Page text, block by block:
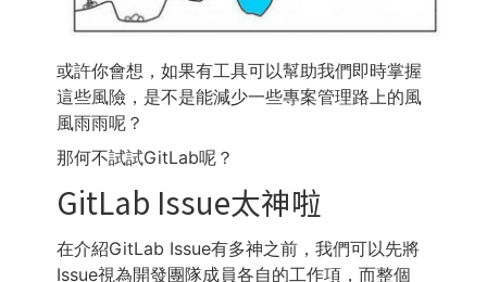
或許你會想，如果有工具可以幫助我們即時掌握
這些風險，是不是能減少一些專案管理路上的風
風雨雨呢？
那何不試試GitLab呢？
GitLab Issue太神啦
在介紹GitLab Issue有多神之前，我們可以先將
Issue視為開發團隊成員各自的工作項，而整個